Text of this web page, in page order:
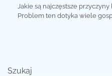
Jakie są najczęstsze
Problem ten dotyka wiele
Szukaj